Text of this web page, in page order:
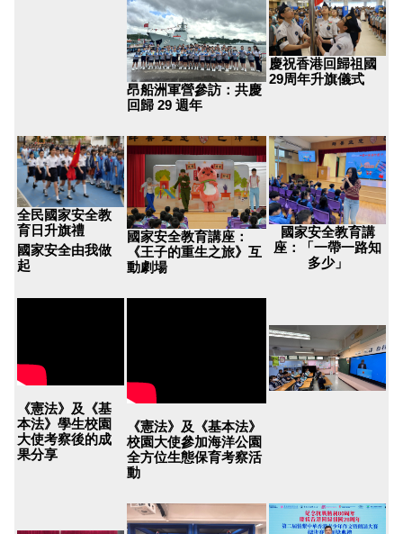
昂船洲軍營參訪：共慶
回歸 29 週年
慶祝香港回歸祖國
29周年升旗儀式
全民國家安全教
育日升旗禮
國家安全由我做
起
國家安全教育講座：
《王子的重生之旅》互
動劇場
國家安全教育講
座：「一帶一路知
多少」
《憲法》及《基
本法》學生校園
大使考察後的成
果分享
《憲法》及《基本法》
校園大使參加海洋公園
全方位生態保育考察活
動